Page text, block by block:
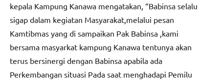
kepala Kampung Kanawa mengatakan, “Babinsa selalu
sigap dalam kegiatan Masyarakat,melalui pesan
Kamtibmas yang di sampaikan Pak Babinsa ,kami
bersama masyarkat kampung Kanawa tentunya akan
terus bersinergi dengan Babinsa apabila ada
Perkembangan situasi Pada saat menghadapi Pemilu